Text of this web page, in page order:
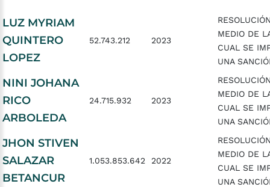
LUZ MYRIAM
QUINTERO
LOPEZ
52.743.212 2023
MEDIO DE
CUAL SE
UNA
NINI JOHANA
RICO
ARBOLEDA
24.715.932 2023
MEDIO DE
CUAL SE
UNA
JHON STIVEN
SALAZAR
BETANCUR
1.053.853.642 2022
MEDIO DE
CUAL SE
UNA